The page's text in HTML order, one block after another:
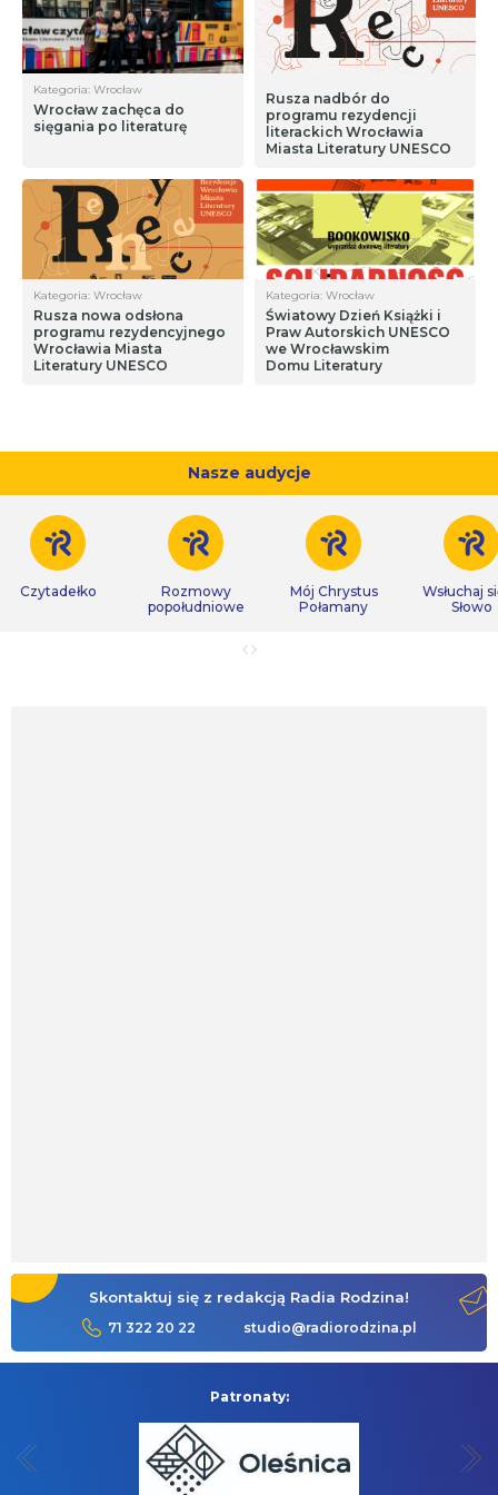
Kategoria: Wrocław
Wrocław zachęca do
sięgania po literaturę
Rusza nadbór do
programu rezydencji
literackich Wrocławia
Miasta Literatury UNESCO
Kategoria: Wrocław
Rusza nowa odsłona
programu rezydencyjnego
Wrocławia Miasta
Literatury UNESCO
Kategoria: Wrocław
Światowy Dzień Książki i
Praw Autorskich UNESCO
we Wrocławskim
Domu Literatury
Nasze audycje
Czytadełko
Rozmowy
popołudniowe
Mój Chrystus
Połamany
Wsłuchaj
Słowo
Skontaktuj się z redakcją Radia Rodzina!
71 322 20 22 studio@radiorodzina.pl
Patronaty: